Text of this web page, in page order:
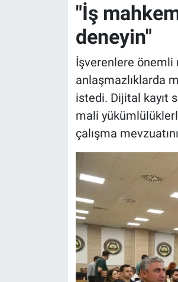
"İş
deneyin"
İşverenlere önemli
anlaşmazlıklarda
istedi. Dijital kayıt
mali
çalışma